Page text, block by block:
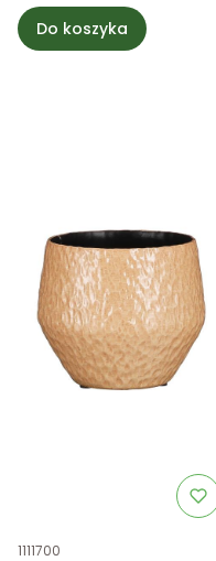
Do koszyka
Kod produktu
1111700